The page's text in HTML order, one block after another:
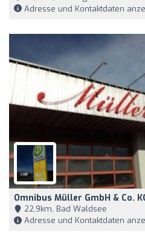
Adresse und Kontaktdaten
Omnibus Müller GmbH & Co.
22,9km, Bad Waldsee
Adresse und Kontaktdaten